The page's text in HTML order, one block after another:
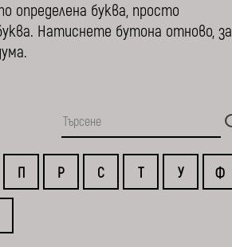
определена буква, просто
Натиснете бутона отново, за
П Р С Т У Ф